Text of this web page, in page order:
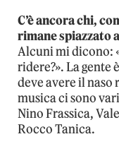
C’è ancora chi,
rimane spiazzato
Alcuni mi dicono:
ridere?». La gente
deve avere il naso
musica ci sono
Nino Frassica,
Rocco Tanica.